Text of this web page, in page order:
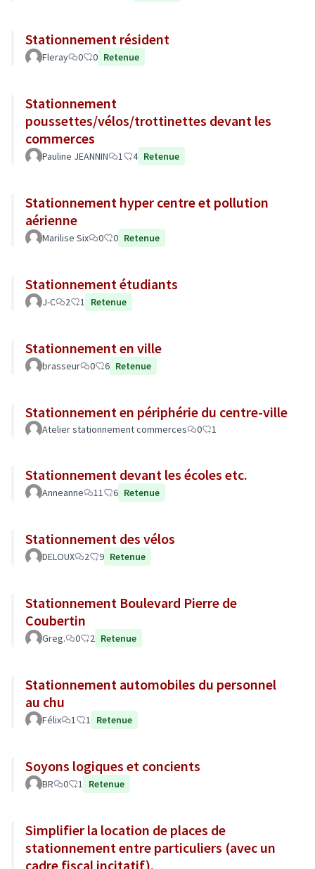
Stationnement résident
Fleray 0 0 Retenue
Stationnement
poussettes/vélos/trottinettes devant les
commerces
Pauline JEANNIN 1 4 Retenue
Stationnement hyper centre et pollution
aérienne
Marilise Six 0 0 Retenue
Stationnement étudiants
J-C 2 1 Retenue
Stationnement en ville
brasseur 0 6 Retenue
Stationnement en périphérie du centre-ville
Atelier stationnement commerces 0 1
Stationnement devant les écoles etc.
Anneanne 11 6 Retenue
Stationnement des vélos
DELOUX 2 9 Retenue
Stationnement Boulevard Pierre de
Coubertin
Greg. 0 2 Retenue
Stationnement automobiles du personnel
au chu
Félix 1 1 Retenue
Soyons logiques et concients
BR 0 1 Retenue
Simplifier la location de places de
stationnement entre particuliers (avec un
cadre fiscal incitatif).